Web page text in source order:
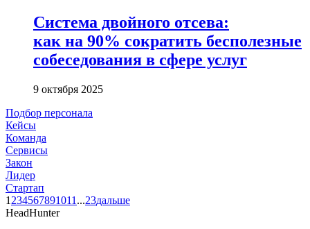
Система двойного отсева:
как на 90% сократить бесполезные
собеседования в сфере услуг
9 октября 2025
Подбор персонала
Кейсы
Команда
Сервисы
Закон
Лидер
Стартап
1 234567891011 ...23дальше
HeadHunter